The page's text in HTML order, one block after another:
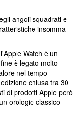
angoli squadrati e
insomma
Watch è un
è legato molto
nel tempo
chiusa tra 30
di prodotti Apple però
orologio classico